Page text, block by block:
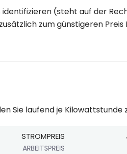
(steht auf der
zum günstigeren Preis
Sie laufend je Kilowattstunde
STROMPREIS
ARBEITSPREIS